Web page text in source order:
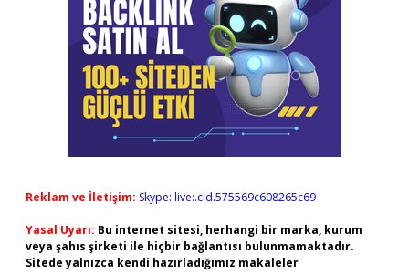
Reklam ve İletişim: Skype: live:.cid.575569c608265c69
Yasal Uyarı: Bu internet sitesi, herhangi bir marka, kurum
veya şahıs şirketi ile hiçbir bağlantısı bulunmamaktadır.
Sitede yalnızca kendi hazırladığımız makaleler